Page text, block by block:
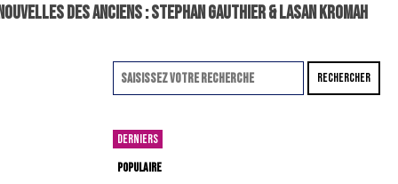
DES ANCIENS : STEPHAN GAUTHIER & LASAN KROMAH
RECHERCHER
DERNIERS
POPULAIRE